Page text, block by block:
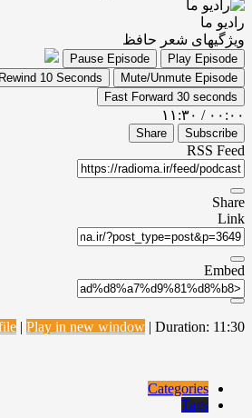
رادیو ما
ویژگیهای شعر حافظ
Play Episode
Pause Episode
Mute/Unmute Episode
Rewind 10 Seconds
Fast Forward 30 seconds
۰۰:۰۰ / ۱۱:۳۰
Subscribe
Share
RSS Feed
Share
Link
Embed
| Play in new window | Duration: 11:30
Categories
Tags